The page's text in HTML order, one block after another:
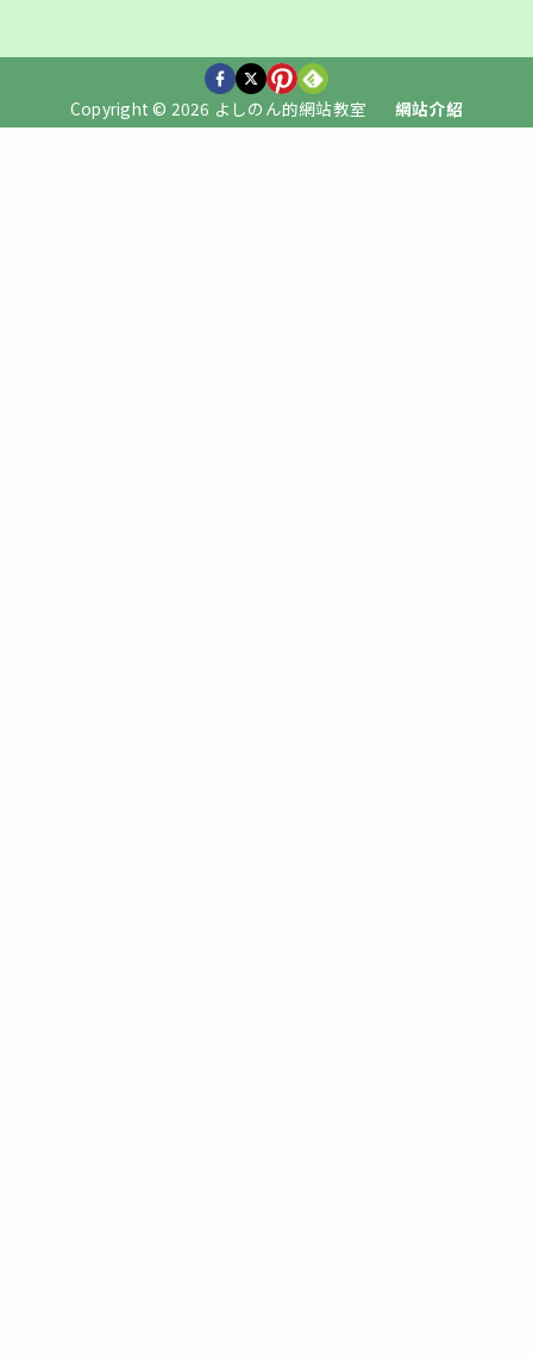
Copyright © 2026 よしのん的網站教室 網站介紹